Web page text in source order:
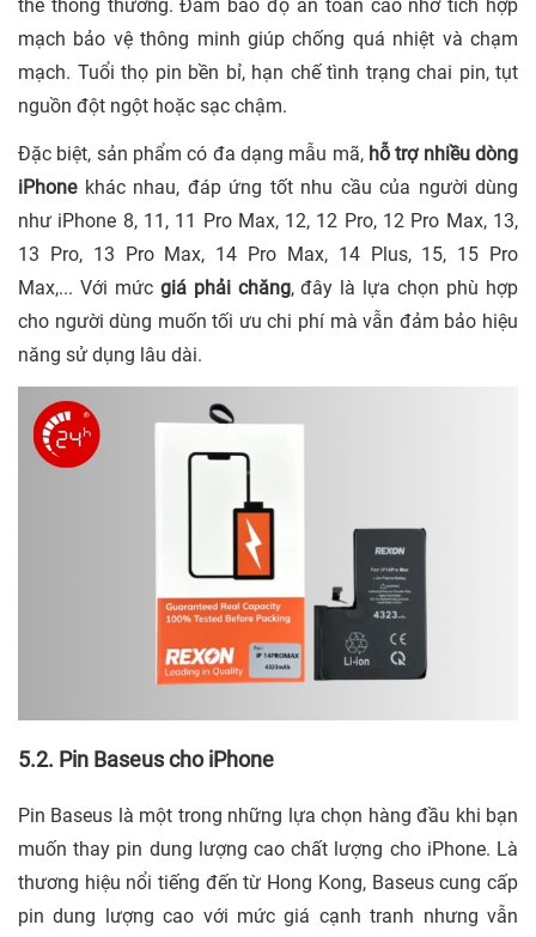
thế thông thường. Đảm bảo độ an toàn cao nhờ tích hợp
mạch bảo vệ thông minh giúp chống quá nhiệt và chạm
mạch. Tuổi thọ pin bền bỉ, hạn chế tình trạng chai pin, tụt
nguồn đột ngột hoặc sạc chậm.
Đặc biệt, sản phẩm có đa dạng mẫu mã, hỗ trợ nhiều dòng
iPhonekhác nhau, đáp ứng tốt nhu cầu của người dùng
như iPhone 8, 11, 11 Pro Max, 12, 12 Pro, 12 Pro Max, 13,
13 Pro, 13 Pro Max, 14 Pro Max, 14 Plus, 15, 15 Pro
Max,... Với mức giá phải chăng, đây là lựa chọn phù hợp
cho người dùng muốn tối ưu chi phí mà vẫn đảm bảo hiệu
năng sử dụng lâu dài.
5.2. Pin Baseus cho iPhone
Pin Baseus là một trong những lựa chọn hàng đầu khi bạn
muốn thay pin dung lượng cao chất lượng cho iPhone. Là
thương hiệu nổi tiếng đến từ Hong Kong, Baseus cung cấp
pin dung lượng cao với mức giá cạnh tranh nhưng vẫn